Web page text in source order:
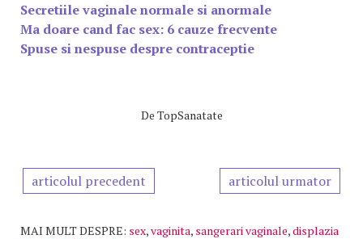
Secretiile vaginale normale si anormale
Ma doare cand fac sex: 6 cauze frecvente
Spuse si nespuse despre contraceptie
De TopSanatate
articolul precedent articolul urmator
MAI MULT DESPRE: sex,vaginita, sangerari vaginale,displazia